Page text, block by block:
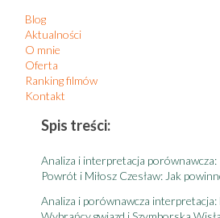
Blog
Aktualności
O mnie
Oferta
Ranking filmów
Kontakt
Spis treści:
Analiza i interpretacja porównawcza:
Powrót i Miłosz Czesław: Jak
Analiza i porównawcza